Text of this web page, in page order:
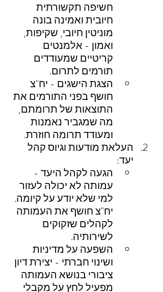
חשיפה תקשורתית
חיובית ואמינה בונה
מוניטין חיובי, שקיפות,
ואמון - אלמנטים
קריטיים שמעודדים
תורמים לתרום.
הצגת הישגים - יח"צ
חושף בפני התורמים את
התוצאות של תרומתם,
מה שמגביר נאמנות
ומעודד תרומה חוזרת.
העלאת מודעות וגיוס קהל
יעד:
הגעה לקהל היעד -
עמותה לא יכולה לעזור
למי שלא יודע על קיומה.
יח"צ חושף את העמותה
לקהלים שזקוקים
לשירותיה.
השפעה על מדיניות
ושינוי חברתי - יצירת דיון
ציבורי בנושא העמותה
מפעיל לחץ על מקבלי